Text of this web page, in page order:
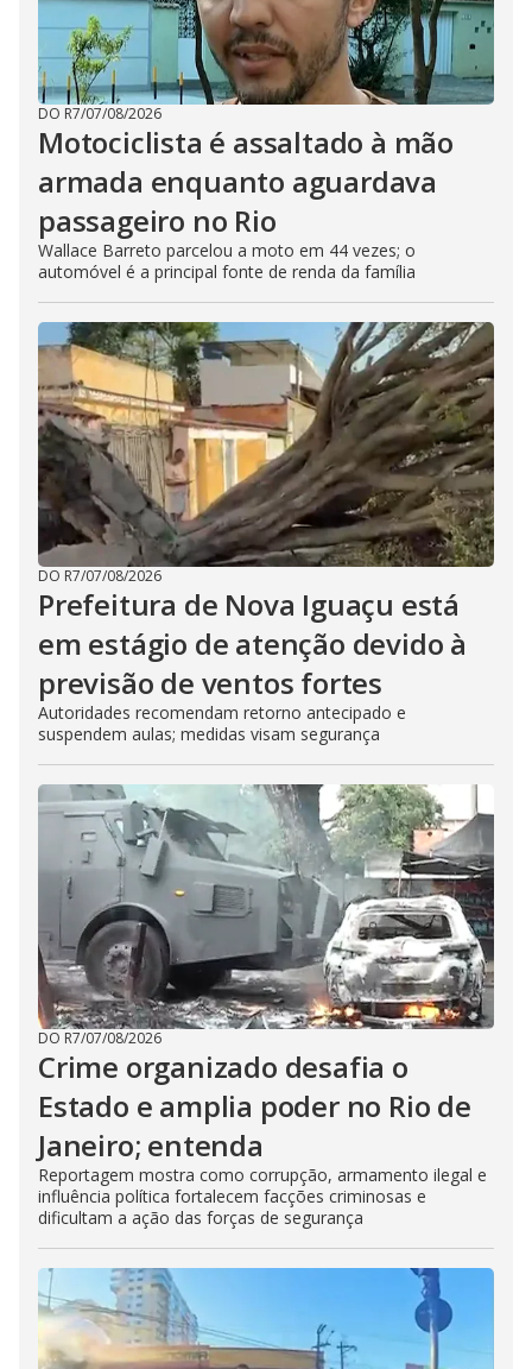
DO R7/07/08/2026
Motociclista é assaltado à mão
armada enquanto aguardava
passageiro no Rio
Wallace Barreto parcelou a moto em 44 vezes; o
automóvel é a principal fonte de renda da família
DO R7/07/08/2026
Prefeitura de Nova Iguaçu está
em estágio de atenção devido à
previsão de ventos fortes
Autoridades recomendam retorno antecipado e
suspendem aulas; medidas visam segurança
DO R7/07/08/2026
Crime organizado desafia o
Estado e amplia poder no Rio de
Janeiro; entenda
Reportagem mostra como corrupção, armamento ilegal e
influência política fortalecem facções criminosas e
dificultam a ação das forças de segurança